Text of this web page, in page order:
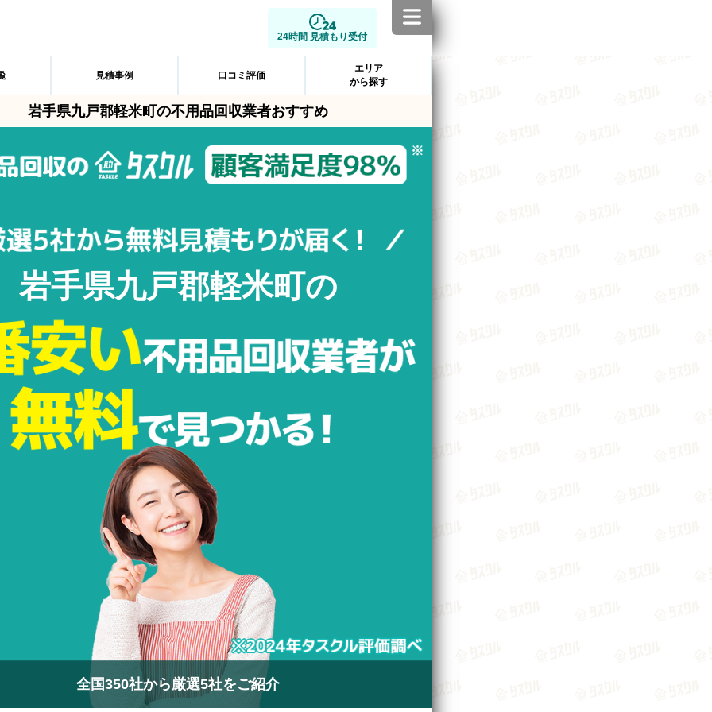
24時間 見積もり受付
見積事例 口コミ評価
エリア
から探す
岩手県九戸郡軽米町の不用品回収業者おすすめ
岩手県九戸郡軽米町の
全国350社から厳選5社をご紹介